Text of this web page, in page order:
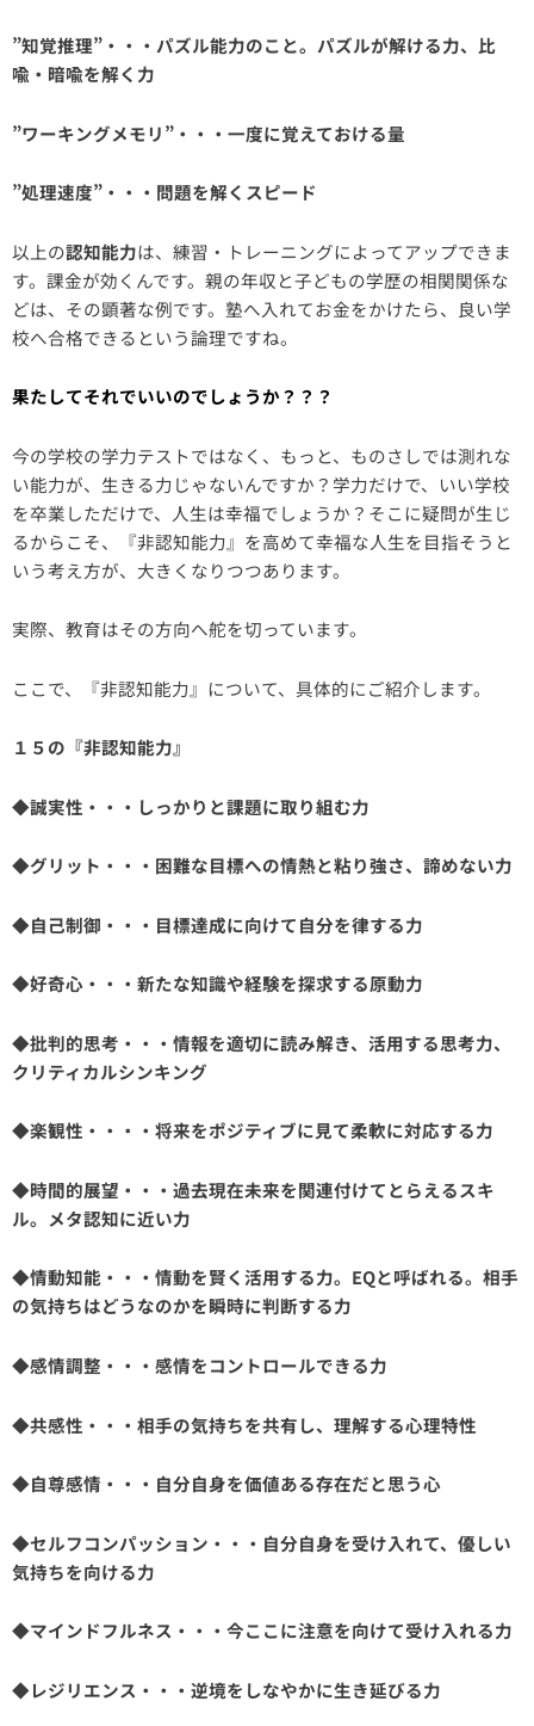
”知覚推理”・・・パズル能力のこと。パズルが解ける力、比
喩・暗喩を解く力
”ワーキングメモリ”・・・一度に覚えておける量
”処理速度”・・・問題を解くスピード
以上の認知能力は、練習・トレーニングによってアップできま
す。課金が効くんです。親の年収と子どもの学歴の相関関係な
どは、その顕著な例です。塾へ入れてお金をかけたら、良い学
校へ合格できるという論理ですね。
果たしてそれでいいのでしょうか？？？
今の学校の学力テストではなく、もっと、ものさしでは測れな
い能力が、生きる力じゃないんですか？学力だけで、いい学校
を卒業しただけで、人生は幸福でしょうか？そこに疑問が生じ
るからこそ、『非認知能力』を高めて幸福な人生を目指そうと
いう考え方が、大きくなりつつあります。
実際、教育はその方向へ舵を切っています。
ここで、『非認知能力』について、具体的にご紹介します。
１５の『非認知能力』
◆誠実性・・・しっかりと課題に取り組む力
◆グリット・・・困難な目標への情熱と粘り強さ、諦めない力
◆自己制御・・・目標達成に向けて自分を律する力
◆好奇心・・・新たな知識や経験を探求する原動力
◆批判的思考・・・情報を適切に読み解き、活用する思考力、
クリティカルシンキング
◆楽観性・・・・将来をポジティブに見て柔軟に対応する力
◆時間的展望・・・過去現在未来を関連付けてとらえるスキ
ル。メタ認知に近い力
◆情動知能・・・情動を賢く活用する力。EQと呼ばれる。相手
の気持ちはどうなのかを瞬時に判断する力
◆感情調整・・・感情をコントロールできる力
◆共感性・・・相手の気持ちを共有し、理解する心理特性
◆自尊感情・・・自分自身を価値ある存在だと思う心
◆セルフコンパッション・・・自分自身を受け入れて、優しい
気持ちを向ける力
◆マインドフルネス・・・今ここに注意を向けて受け入れる力
◆レジリエンス・・・逆境をしなやかに生き延びる力